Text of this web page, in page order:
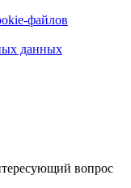
файлов
данных
вопрос